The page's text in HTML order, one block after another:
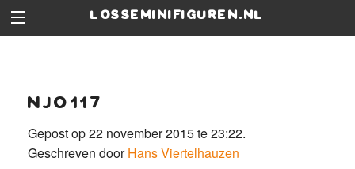
losseminifiguren.nl
njo117
Gepost op 22 november 2015 te 23:22.
Geschreven doorHans Viertelhauzen